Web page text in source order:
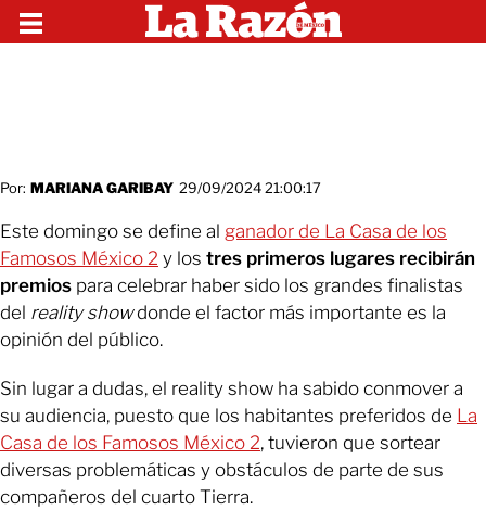
Por: MARIANA GARIBAY 29/09/2024 21:00:17
Este domingo se define al ganador de La Casa de los
Famosos México 2 y los tres primeros lugares recibirán
premios para celebrar haber sido los grandes finalistas
del reality showdonde el factor más importante es la
opinión del público.
Sin lugar a dudas, el reality show ha sabido conmover a
su audiencia, puesto que los habitantes preferidos de La
Casa de los Famosos México 2, tuvieron que sortear
diversas problemáticas y obstáculos de parte de sus
compañeros del cuarto Tierra.